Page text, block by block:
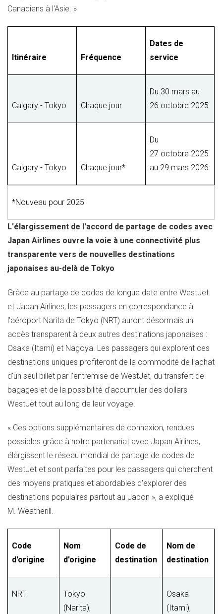
Canadiens à l'Asie. »
Itinéraire Fréquence
Dates de
service
Calgary - Tokyo Chaque jour
Du 30 mars au
26 octobre 2025
Calgary - Tokyo Chaque jour*
Du
27 octobre 2025
au 29 mars 2026
*Nouveau pour 2025
L'élargissement de l'accord de partage de codes avec
Japan Airlines ouvre la voie à une connectivité plus
transparente vers de nouvelles destinations
japonaises au-delà de Tokyo
Grâce au partage de codes de longue date entre WestJet
et Japan Airlines, les passagers en correspondance à
l'aéroport Narita de Tokyo (NRT) auront désormais un
accès transparent à deux autres destinations japonaises :
Osaka (Itami) et Nagoya . Les passagers qui explorent ces
destinations uniques profiteront de la commodité de l'achat
d'un seul billet par l'entremise de WestJet, du transfert de
bagages et de la possibilité d'accumuler des dollars
WestJet tout au long de leur voyage.
« Ces options supplémentaires de connexion, rendues
possibles grâce à notre partenariat avec Japan Airlines,
élargissent le réseau mondial de partage de codes de
WestJet et sont parfaites pour les passagers qui cherchent
des moyens pratiques et abordables d'explorer des
destinations populaires partout au Japon », a expliqué
M. Weatherill.
Code
d'origine
Nom
d'origine
Code de
destination
Nom de
destination
NRT
Tokyo
(Narita),
Osaka
(Itami),